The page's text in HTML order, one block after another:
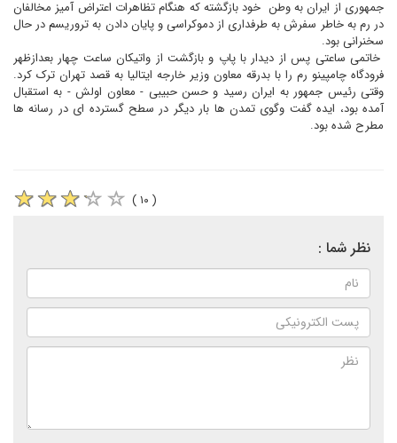
جمهورى از ايران به وطن خود بازگشته که هنگام تظاهرات اعتراض آميز مخالفان
در رم به خاطر سفرش به طرفدارى از دموکراسى و پايان دادن به تروريسم در حال
سخنرانى بود.
خاتمى ساعتى پس از ديدار با پاپ و بازگشت از واتيکان ساعت چهار بعدازظهر
فرودگاه چامپينو رم را با بدرقه معاون وزير خارجه ايتاليا به قصد تهران ترک کرد.
وقتى رئيس جمهور به ايران رسيد و حسن حبيبى - معاون اولش - به استقبال
آمده بود، ايده گفت وگوى تمدن ها بار ديگر در سطح گسترده اى در رسانه ها
مطرح شده بود.
( ۱۰ )
نظر شما :